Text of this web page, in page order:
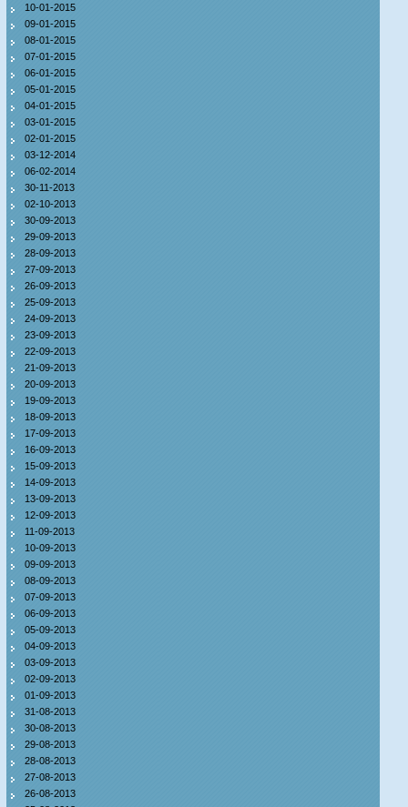
10-01-2015
09-01-2015
08-01-2015
07-01-2015
06-01-2015
05-01-2015
04-01-2015
03-01-2015
02-01-2015
03-12-2014
06-02-2014
30-11-2013
02-10-2013
30-09-2013
29-09-2013
28-09-2013
27-09-2013
26-09-2013
25-09-2013
24-09-2013
23-09-2013
22-09-2013
21-09-2013
20-09-2013
19-09-2013
18-09-2013
17-09-2013
16-09-2013
15-09-2013
14-09-2013
13-09-2013
12-09-2013
11-09-2013
10-09-2013
09-09-2013
08-09-2013
07-09-2013
06-09-2013
05-09-2013
04-09-2013
03-09-2013
02-09-2013
01-09-2013
31-08-2013
30-08-2013
29-08-2013
28-08-2013
27-08-2013
26-08-2013